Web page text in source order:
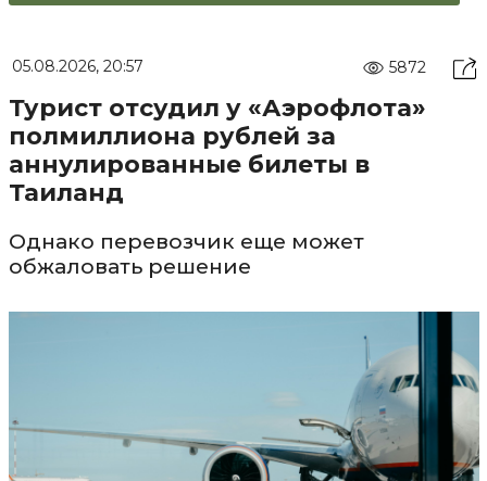
05.08.2026, 20:57 5872
Турист отсудил у «Аэрофлота»
полмиллиона рублей за
аннулированные билеты в
Таиланд
Однако перевозчик еще может
обжаловать решение